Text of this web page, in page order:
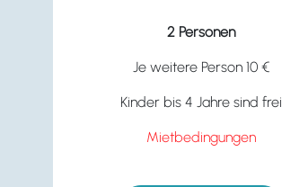
2 Personen
Je weitere Person 10 €
Kinder bis 4 Jahre sind frei
Mietbedingungen